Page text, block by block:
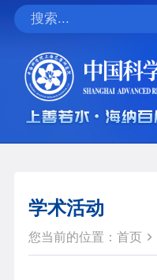
学术活动
您当前的位置： 首页